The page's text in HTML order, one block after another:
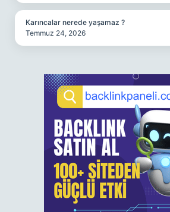
Karıncalar nerede yaşamaz ?
Temmuz 24, 2026